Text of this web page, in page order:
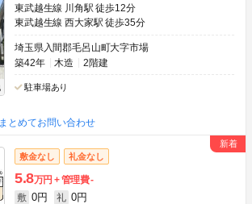
東武越生線 川角駅 徒歩12分
東武越生線 西大家駅 徒歩35分
埼玉県入間郡毛呂山町大字市場
築42年
木造 2階建
駐車場あり
とめてお問い合わせ
敷金なし 礼金なし
5.8万円 管理費-
敷 0円 礼 0円